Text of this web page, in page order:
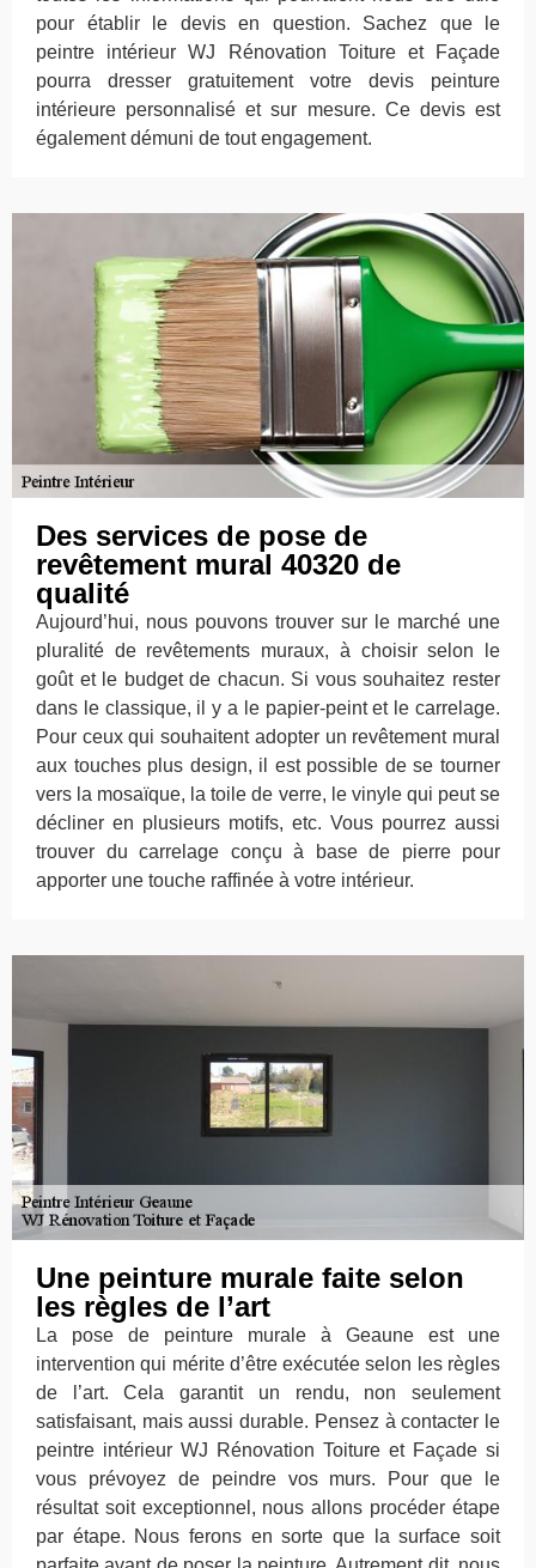
pour établir le devis en question. Sachez que le
peintre intérieur WJ Rénovation Toiture et Façade
pourra dresser gratuitement votre devis peinture
intérieure personnalisé et sur mesure. Ce devis est
également démuni de tout engagement.
Des services de pose de
revêtement mural 40320 de
qualité
Aujourd’hui, nous pouvons trouver sur le marché une
pluralité de revêtements muraux, à choisir selon le
goût et le budget de chacun. Si vous souhaitez rester
dans le classique, il y a le papier-peint et le carrelage.
Pour ceux qui souhaitent adopter un revêtement mural
aux touches plus design, il est possible de se tourner
vers la mosaïque, la toile de verre, le vinyle qui peut se
décliner en plusieurs motifs, etc. Vous pourrez aussi
trouver du carrelage conçu à base de pierre pour
apporter une touche raffinée à votre intérieur.
Une peinture murale faite selon
les règles de l’art
La pose de peinture murale à Geaune est une
intervention qui mérite d’être exécutée selon les règles
de l’art. Cela garantit un rendu, non seulement
satisfaisant, mais aussi durable. Pensez à contacter le
peintre intérieur WJ Rénovation Toiture et Façade si
vous prévoyez de peindre vos murs. Pour que le
résultat soit exceptionnel, nous allons procéder étape
par étape. Nous ferons en sorte que la surface soit